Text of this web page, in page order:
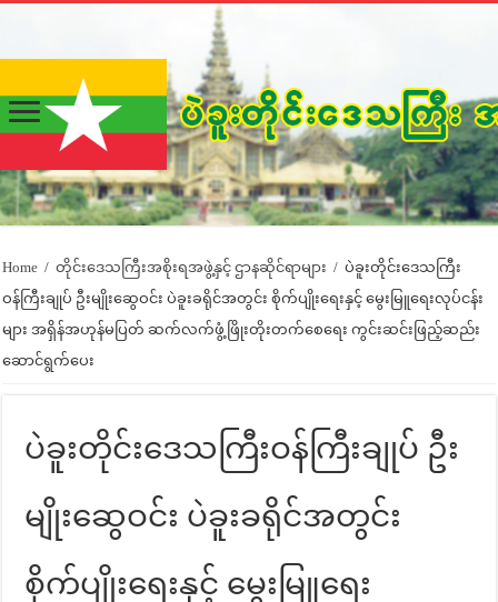
Home / တိုင်းဒေသကြီးအစိုးရအဖွဲ့နှင့် ဌာနဆိုင်ရာများ / ပဲခူးတိုင်းဒေသကြီး
ဝန်ကြီးချုပ် ဦးမျိုးဆွေဝင်း ပဲခူးခရိုင်အတွင်း စိုက်ပျိုးရေးနှင့် မွေးမြူရေးလုပ်ငန်း
များ အရှိန်အဟုန်မပြတ် ဆက်လက်ဖွံ့ဖြိုးတိုးတက်စေရေး ကွင်းဆင်းဖြည့်ဆည်း
ဆောင်ရွက်ပေး
ပဲခူးတိုင်းဒေသကြီးဝန်ကြီးချုပ် ဦး
မျိုးဆွေဝင်း ပဲခူးခရိုင်အတွင်း
စိုက်ပျိုးရေးနှင့် မွေးမြူရေး